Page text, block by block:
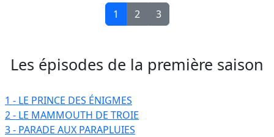
1 2 3
Les épisodes de la première saison
1 - LE PRINCE DES ÉNIGMES
2 - LE MAMMOUTH DE TROIE
3 - PARADE AUX PARAPLUIES